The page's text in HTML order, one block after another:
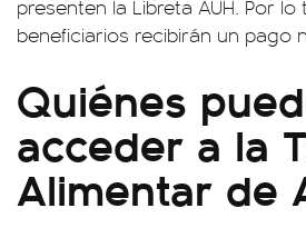
presenten la Libreta AUH. Por lo
beneficiarios recibirán un pago
Quiénes
acceder a la
Alimentar de